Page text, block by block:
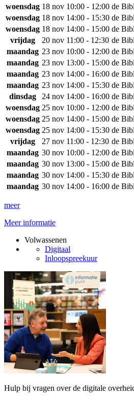
woensdag 18 nov 10:00 - 12:00 de
woensdag 18 nov 14:00 - 15:30 de
woensdag 18 nov 14:00 - 15:00 de
vrijdag
20 nov 11:00 - 12:30 de
maandag 23 nov 10:00 - 12:00 de
maandag 23 nov 13:00 - 15:00 de
maandag 23 nov 14:00 - 16:00 de
maandag 23 nov 14:00 - 15:30 de
dinsdag
24 nov 14:00 - 16:00 de
woensdag 25 nov 10:00 - 12:00 de
woensdag 25 nov 14:00 - 15:00 de
woensdag 25 nov 14:00 - 15:30 de
vrijdag
27 nov 11:00 - 12:30 de
maandag 30 nov 10:00 - 12:00 de
maandag 30 nov 13:00 - 15:00 de
maandag 30 nov 14:00 - 15:30 de
maandag 30 nov 14:00 - 16:00 de
meer
Meer informatie
Volwassenen
Digitaal
Inloopspreekuur
Hulp bij vragen over de digitale